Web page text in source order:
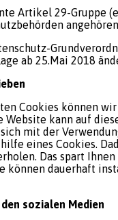
Artikel 29-Gruppe
ab 25.Mai 2018
Cookies können
kann auf
mit der
eines Cookies.
Das spart
können dauerhaft
sozialen Medien